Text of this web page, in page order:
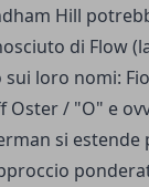
Hill
di Flow
loro nomi:
Oster / "O" e
si